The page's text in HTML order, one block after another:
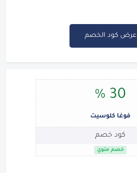
عرض كود الخصم
30 %
فوغا كلوسيت
كود خصم
خصم مئوي